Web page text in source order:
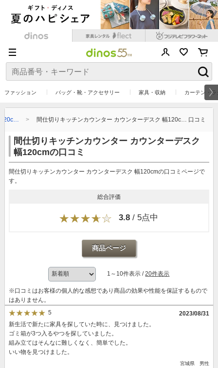
ファッション バッグ・靴・アクセサリー 家具・収納 カーテン・
120c… 間仕切りキッチンカウンター カウンターデスク 幅120c… 口コミ
間仕切りキッチンカウンター カウンターデスク
幅120cmの口コミ
間仕切りキッチンカウンター カウンターデスク 幅120cmの口コミページで
す。
総合評価
3.8 / 5点中
商品ページ
1～10件表示 /20件表示
※口コミはお客様の個人的な感想であり商品の効果や性能を保証するもので
はありません。
5
2023/08/31
新生活で新たに家具を探していた時に、見つけました。
ゴミ箱が3つ入るやつを探していました。
組み立てはそんなに難しくなく、簡単でした。
いい物を見つけました。
宮城県 男性